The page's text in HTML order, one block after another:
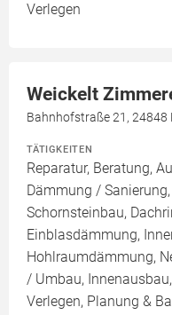
Verlegen
Weickelt
Bahnhofstraße 21, 24848
TÄTIGKEITEN
Reparatur, Beratung,
Dämmung /
Schornsteinbau,
Einblasdämmung,
Hohlraumdämmung,
/ Umbau,
Verlegen, Planung &